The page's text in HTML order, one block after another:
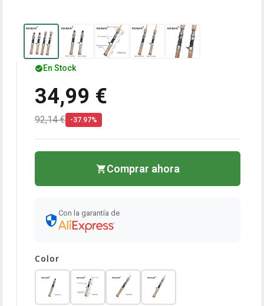
En Stock
34,99 €
92,14 € -37.97%
Comprar ahora
Con la garantía de
Color